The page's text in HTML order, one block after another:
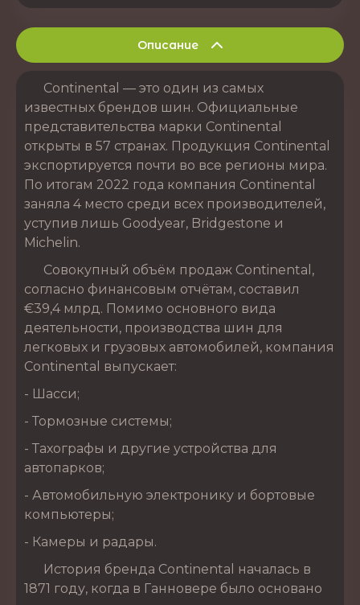
Описание
Continental — это один из самых
известных брендов шин. Официальные
представительства марки Continental
открыты в 57 странах. Продукция Continental
экспортируется почти во все регионы мира.
По итогам 2022 года компания Continental
заняла 4 место среди всех производителей,
уступив лишь Goodyear, Bridgestone и
Michelin.
Совокупный объём продаж Continental,
согласно финансовым отчётам, составил
€39,4 млрд. Помимо основного вида
деятельности, производства шин для
легковых и грузовых автомобилей, компания
Continental выпускает:
- Шасси;
- Тормозные системы;
- Тахографы и другие устройства для
автопарков;
- Автомобильную электронику и бортовые
компьютеры;
- Камеры и радары.
История бренда Continental началась в
1871 году, когда в Ганновере было основано